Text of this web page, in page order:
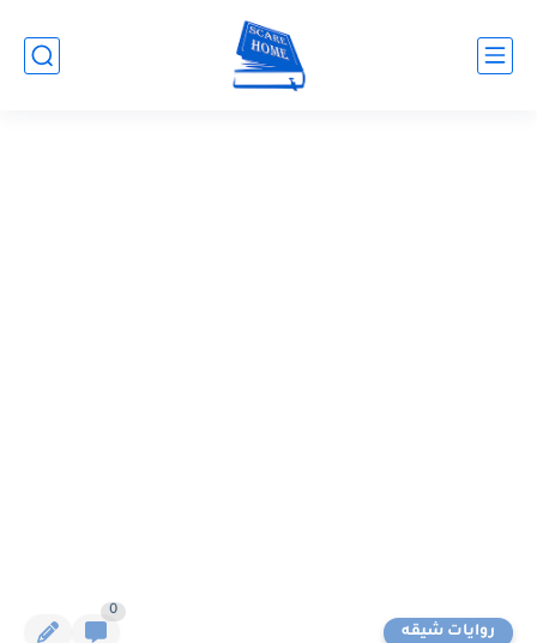
روايات شيقه
0